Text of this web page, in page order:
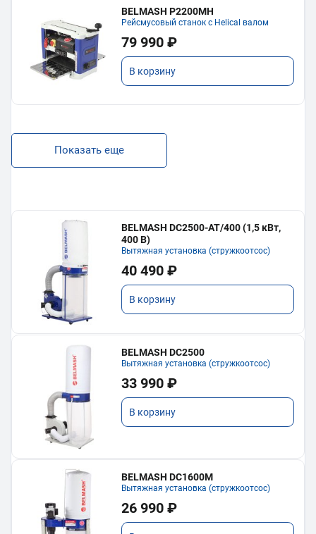
BELMASH P2200MH
Рейсмусовый станок с Helical валом
79 990 ₽
В корзину
Показать еще
BELMASH DC2500-AT/400 (1,5 кВт,
400 В)
Вытяжная установка (стружкоотсос)
40 490 ₽
В корзину
BELMASH DC2500
Вытяжная установка (стружкоотсос)
33 990 ₽
В корзину
BELMASH DC1600M
Вытяжная установка (стружкоотсос)
26 990 ₽